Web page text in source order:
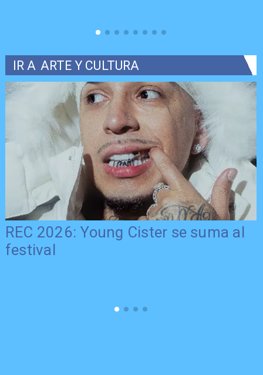
IR A ARTE Y CULTURA
REC 2026: Young Cister se suma al
festival